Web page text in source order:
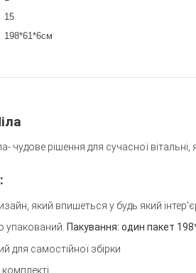
15
198*61*6см
чудове рішення для сучасної вітальні,
який впишеться у будь який
упакований. Пакування: один пакет
для самостійної збірки